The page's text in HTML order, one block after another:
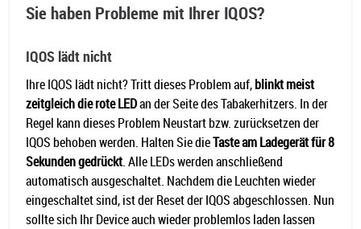
Sie haben Probleme mit Ihrer IQOS?
IQOS lädt nicht
Ihre IQOS lädt nicht? Tritt dieses Problem auf,blinkt meist
zeitgleich die rote LEDan der Seite des Tabakerhitzers. In der
Regel kann dieses Problem Neustart bzw. zurücksetzen der
IQOS behoben werden. Halten Sie dieTaste am Ladegerät für 8
Sekunden gedrückt. Alle LEDs werden anschließend
automatisch ausgeschaltet. Nachdem die Leuchten wieder
eingeschaltet sind, ist der Reset der IQOS abgeschlossen. Nun
sollte sich Ihr Device auch wieder problemlos laden lassen